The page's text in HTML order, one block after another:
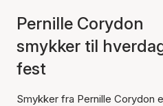
Pernille Corydon
smykker til
fest
Smykker fra Pernille Corydon